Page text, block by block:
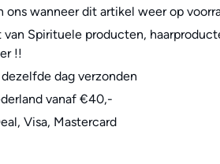
ons wanneer dit artikel weer op
Spirituele producten,
!!
dag verzonden
vanaf €40,-
Visa, Mastercard